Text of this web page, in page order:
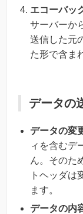
エコーバッ
サーバーか
送信した元
た形で含ま
データの
データの変
ィを含むデ
ん。そのた
トヘッダは
ます。
データの内